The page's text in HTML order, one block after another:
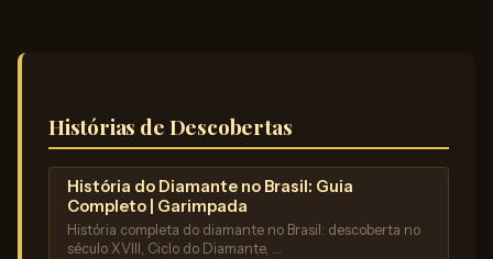
Histórias de Descobertas
História do Diamante no Brasil: Guia
Completo | Garimpada
História completa do diamante no Brasil: descoberta no
século XVIII, Ciclo do Diamante, …